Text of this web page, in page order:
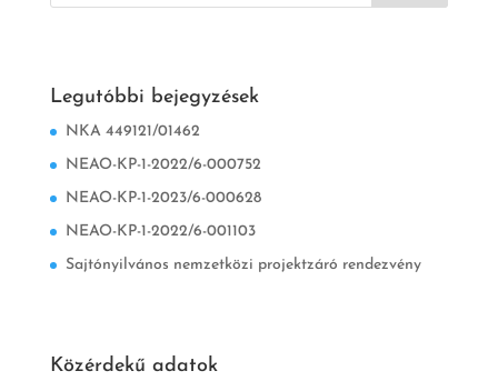
Legutóbbi bejegyzések
NKA 449121/01462
NEAO-KP-1-2022/6-000752
NEAO-KP-1-2023/6-000628
NEAO-KP-1-2022/6-001103
Sajtónyilvános nemzetközi projektzáró rendezvény
Közérdekű adatok